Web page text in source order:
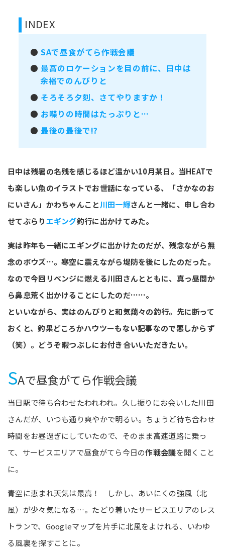
INDEX
●SAで昼食がてら作戦会議
● 最高のロケーションを目の前に、日中は
余裕でのんびりと
● そろそろ夕刻、さてやりますか！
● お喋りの時間はたっぷりと…
● 最後の最後で!?
日中は残暑の名残を感じるほど温かい10月某日。当HEATで
も楽しい魚のイラストでお世話になっている、「さかなのお
にいさん」かわちゃんこと川田一輝さんと一緒に、申し合わ
せてぶらりエギング釣行に出かけてみた。
実は昨年も一緒にエギングに出かけたのだが、残念ながら無
念のボウズ…。寒空に震えながら堤防を後にしたのだった。
なので今回リベンジに燃える川田さんとともに、真っ昼間か
ら鼻息荒く出かけることにしたのだ……。
といいながら、実はのんびりと和気藹々の釣行。先に断って
おくと、釣果どころかハウツーもない記事なので悪しからず
（笑）。どうぞ暇つぶしにお付き合いいただきたい。
SAで昼食がてら作戦会議
当日駅で待ち合わせたわれわれ。久し振りにお会いした川田
さんだが、いつも通り爽やかで明るい。ちょうど待ち合わせ
時間をお昼過ぎにしていたので、そのまま高速道路に乗っ
て、サービスエリアで昼食がてら今日の作戦会議を開くこと
に。
青空に恵まれ天気は最高！ しかし、あいにくの強風（北
風）が少々気になる…。たどり着いたサービスエリアのレス
トランで、Googleマップを片手に北風をよけれる、いわゆ
る風裏を探すことに。